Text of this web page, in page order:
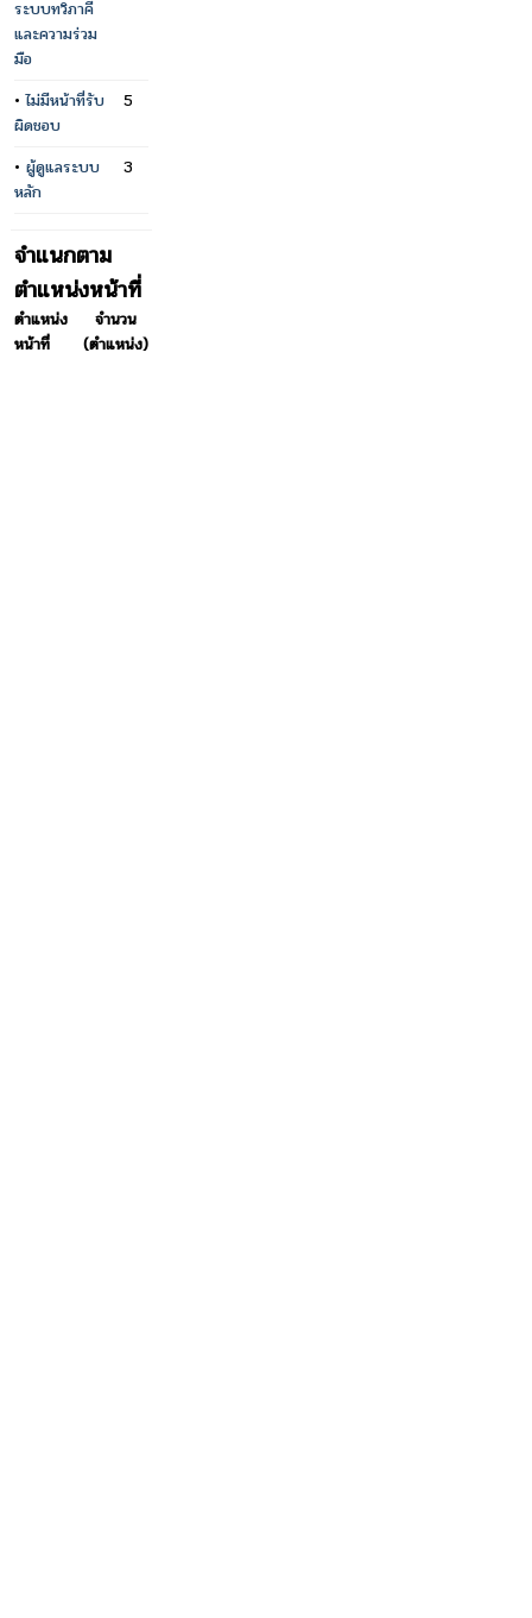
ระบบทวิภาคี
และความร่วม
มือ
•ไม่มีหน้าที่รับ
ผิดชอบ
5
• ผู้ดูแลระบบ
หลัก
3
จำแนกตาม
ตำแหน่งหน้าที่
ตำแหน่ง
หน้าที่
จำนวน
(ตำแหน่ง)